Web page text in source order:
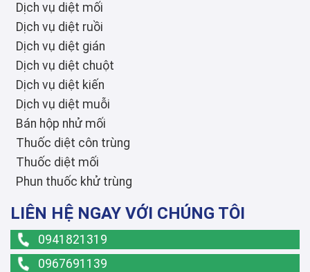
Dịch vụ diệt mối
Dịch vụ diệt ruồi
Dịch vụ diệt gián
Dịch vụ diệt chuột
Dịch vụ diệt kiến
Dịch vụ diệt muỗi
Bán hộp nhử mối
Thuốc diệt côn trùng
Thuốc diệt mối
Phun thuốc khử trùng
LIÊN HỆ NGAY VỚI CHÚNG TÔI
0941821319
0967691139